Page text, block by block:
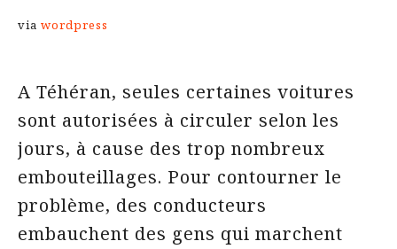
via wordpress
A Téhéran, seules certaines voitures
sont autorisées à circuler selon les
jours, à cause des trop nombreux
embouteillages. Pour contourner le
problème, des conducteurs
embauchent des gens qui marchent